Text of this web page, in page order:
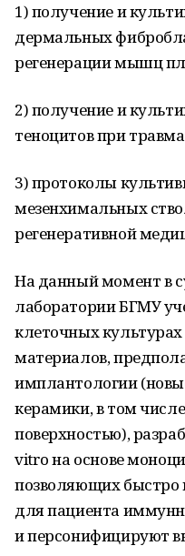
1) получение и
дермальных
регенерации мышц
2) получение и
теноцитов при
3) протоколы
мезенхимальных
регенеративной
На данный момент в
лаборатории БГМУ
клеточных
материалов,
имплантологии
керамики, в том
поверхностью),
vitro на основе
позволяющих быстро
для пациента
и персонифицируют